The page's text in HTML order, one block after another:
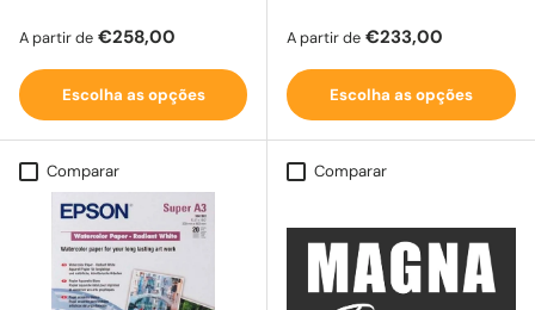
Preço normal
A partir de €258,00
Escolha as opções
Preço normal
A partir de €233,00
Escolha as opções
Comparar Comparar